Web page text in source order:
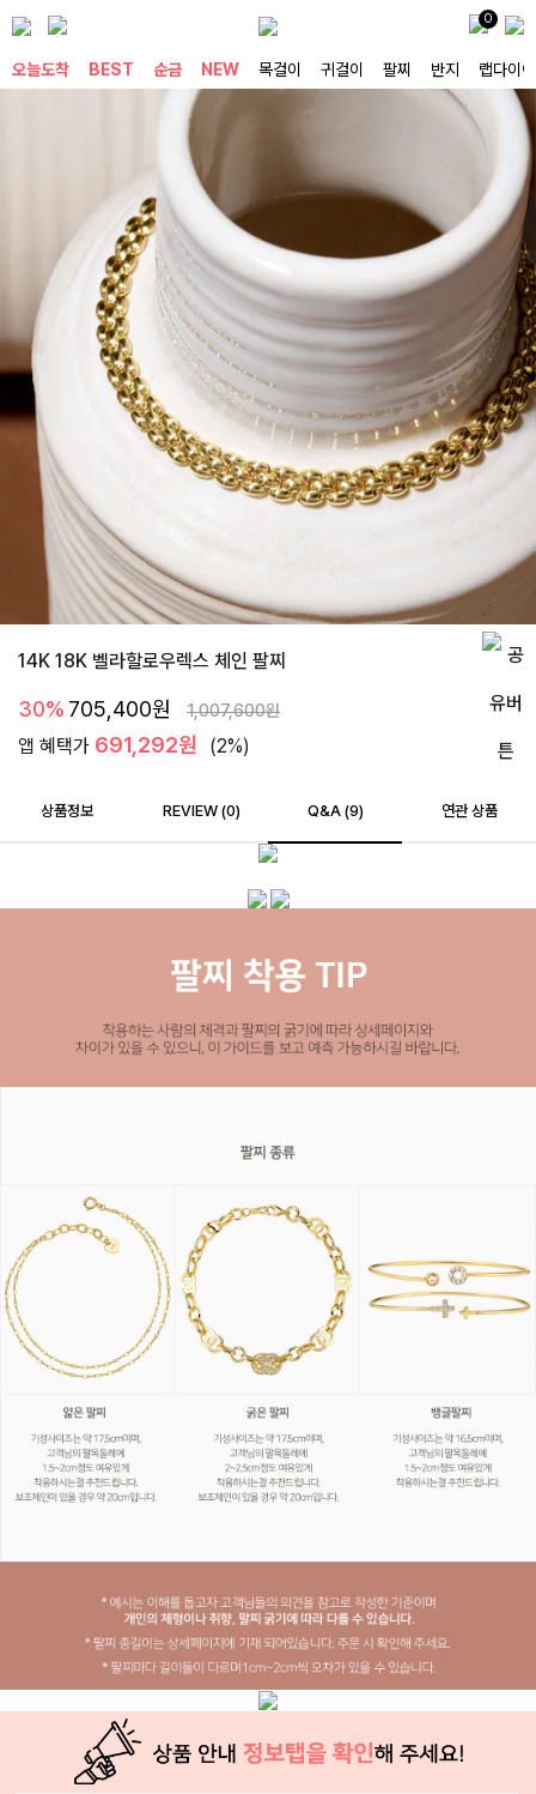
0
오늘도착 BEST 순금 NEW 목걸이 귀걸이 팔찌 반지 랩다이아
14K 18K 벨라할로우렉스 체인 팔찌
30% 705,400원 1,007,600원
앱 혜택가 691,292원 (2%)
상품정보 REVIEW (0) Q&A (9) 연관 상품